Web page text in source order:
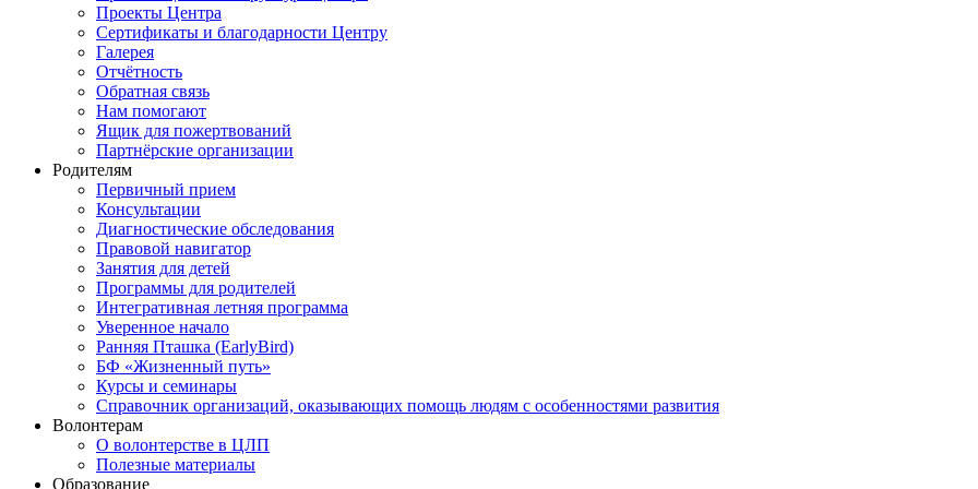
Проекты Центра
Сертификаты и благодарности Центру
Галерея
Отчётность
Обратная связь
Нам помогают
Ящик для пожертвований
Партнёрские организации
Родителям
Первичный прием
Консультации
Диагностические обследования
Правовой навигатор
Занятия для детей
Программы для родителей
Интегративная летняя программа
Уверенное начало
Ранняя Пташка (EarlyBird)
БФ «Жизненный путь»
Курсы и семинары
Справочник организаций, оказывающих помощь людям с особенностями развития
Волонтерам
О волонтерстве в ЦЛП
Полезные материалы
Образование